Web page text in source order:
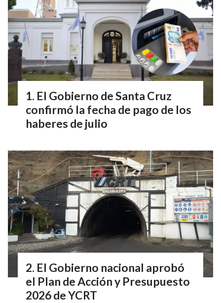
El Gobierno de Santa Cruz
confirmó la fecha de pago de los
haberes de julio
El Gobierno nacional aprobó
el Plan de Acción y Presupuesto
2026 de YCRT